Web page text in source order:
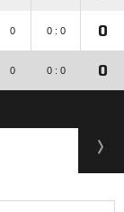
0 0 : 0 0
0 0 : 0 0